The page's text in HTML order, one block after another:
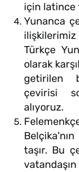
için latince
Yunanca
Türkçe
olarak
getirilen
çevirisi
alıyoruz.
taşır. Bu